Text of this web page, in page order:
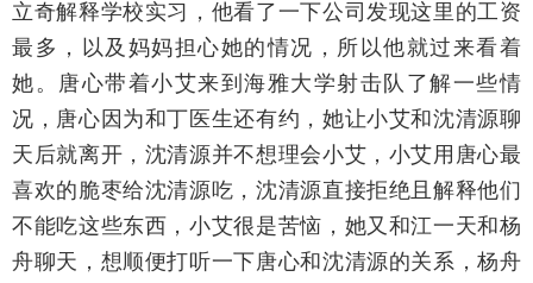
立奇解释学校实习，他看了一下公司发现这里的工资
最多，以及妈妈担心她的情况，所以他就过来看着
她。唐心带着小艾来到海雅大学射击队了解一些情
况，唐心因为和丁医生还有约，她让小艾和沈清源聊
天后就离开，沈清源并不想理会小艾，小艾用唐心最
喜欢的脆枣给沈清源吃，沈清源直接拒绝且解释他们
不能吃这些东西，小艾很是苦恼，她又和江一天和杨
舟聊天，想顺便打听一下唐心和沈清源的关系，杨舟